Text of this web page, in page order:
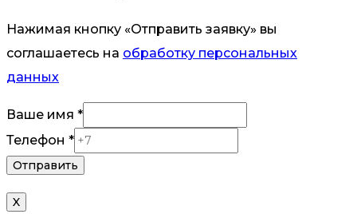
Нажимая кнопку «Отправить заявку» вы
соглашаетесь на обработку персональных
данных
Ваше
Телефон
Ваше имя *
Телефон *
Отправить
X